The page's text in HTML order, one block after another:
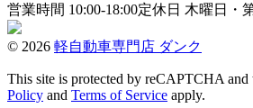
営業時間 10:00-18:00定休日 木曜日・
© 2026 軽自動車専門店 ダンク
This site is protected by reCAPTCHA and
Policy and Terms of Service apply.